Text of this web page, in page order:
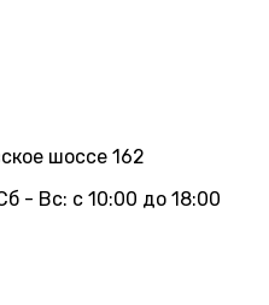
шоссе 162
- Вс: с 10:00 до 18:00